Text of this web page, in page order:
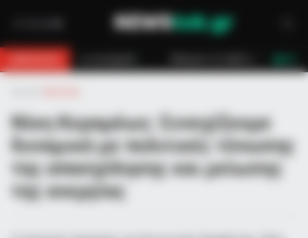
Νίκη Κεραμέως: Συνεχίζουμε
δυναμικά με πολιτικές τόνωσης
της απασχόλησης και μείωσης
της ανεργίας